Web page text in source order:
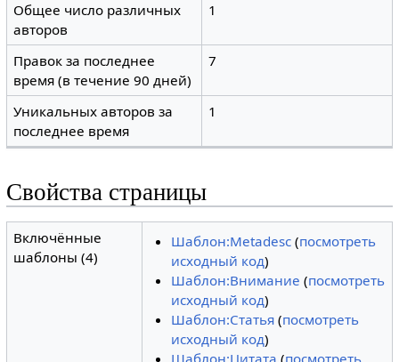
Общее число различных
авторов
1
Правок за последнее
время (в течение 90 дней)
7
Уникальных авторов за
последнее время
1
Свойства страницы
Включённые
шаблоны (4)
Шаблон:Metadesc(посмотреть
исходный код)
Шаблон:Внимание (посмотреть
исходный код)
Шаблон:Статья(посмотреть
исходный код)